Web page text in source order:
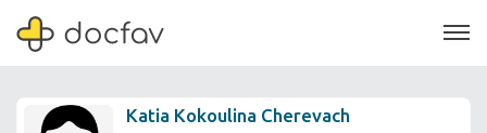
Katia Kokoulina Cherevach